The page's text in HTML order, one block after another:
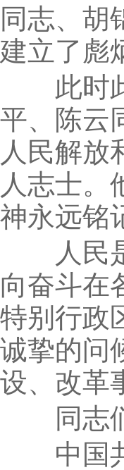
同志、胡
建立了彪
此时此
平、陈云
人民解放
人志士。
神永远铭
人民是
向奋斗在
特别行政
诚挚的问
设、改革
同志们
中国共